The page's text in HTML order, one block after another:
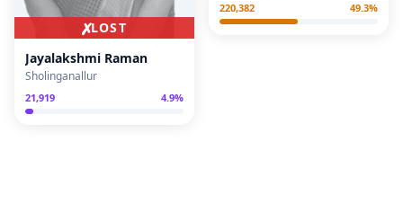
✗LOST
Jayalakshmi Raman
Sholinganallur
21,919 4.9%
220,382 49.3%